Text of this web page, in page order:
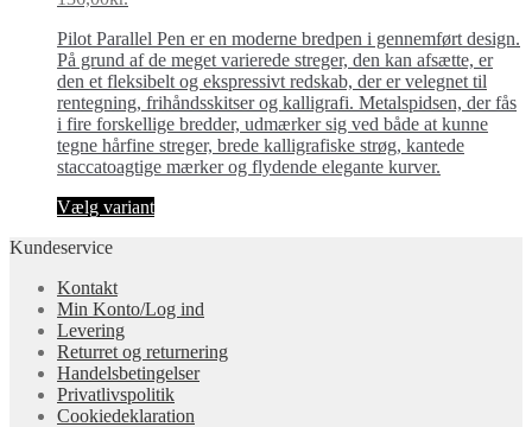
Pilot Parallel Pen er en moderne bredpen i gennemført design.
På grund af de meget varierede streger, den kan afsætte, er
den et fleksibelt og ekspressivt redskab, der er velegnet til
rentegning, frihåndsskitser og kalligrafi. Metalspidsen, der fås
i fire forskellige bredder, udmærker sig ved både at kunne
tegne hårfine streger, brede kalligrafiske strøg, kantede
staccatoagtige mærker og flydende elegante kurver.
Vælg variantDette
Mulighederne
vælges
på
varesiden
Kundeservice
Kontakt
Min Konto/Log ind
Levering
Returret og returnering
Handels­betingelser
Privatlivspolitik
Cookiedeklaration